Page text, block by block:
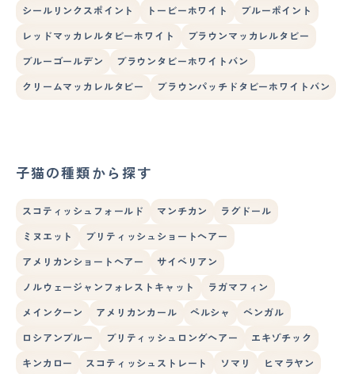
シールリンクスポイント トービーホワイト ブルーポイント
レッドマッカレルタビーホワイト ブラウンマッカレルタビー
ブルーゴールデン ブラウンタビーホワイトバン
クリームマッカレルタビー ブラウンパッチドタビーホワイトバン
子猫の種類から探す
スコティッシュフォールド マンチカン ラグドール
ミヌエット ブリティッシュショートヘアー
アメリカンショートヘアー サイベリアン
ノルウェージャンフォレストキャット ラガマフィン
メインクーン アメリカンカール ペルシャ ベンガル
ロシアンブルー ブリティッシュロングヘアー エキゾチック
キンカロー スコティッシュストレート ソマリ ヒマラヤン